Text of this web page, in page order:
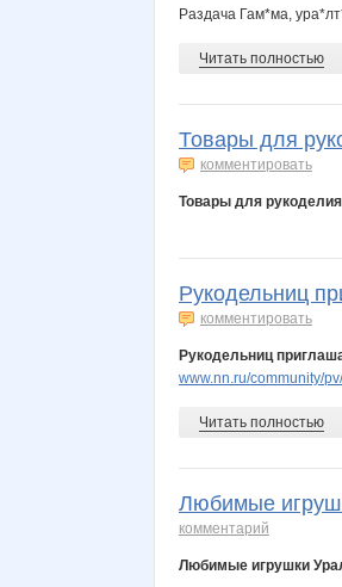
Раздача Гам*ма,
Читать полностью
Товары для
комментировать
Товары для
Рукодельниц
комментировать
Рукодельниц
www.nn.ru/community/
Читать полностью
Любимые
комментарий
Любимые игрушки